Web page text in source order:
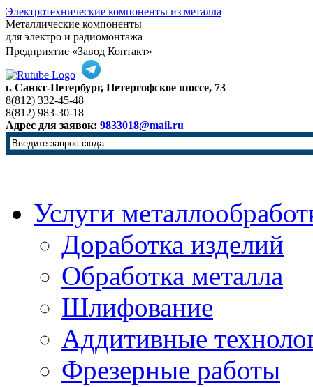
Электротехнические компоненты из металла
Металлические компоненты
для электро и радиомонтажа
Предприятие «Завод Контакт»
г. Санкт-Петербург, Петергофское шоссе, 73
8(812) 332-45-48
8(812) 983-30-18
Адрес для заявок: 9833018@mail.ru
Услуги
Доработка изделий
Обработка металла
Шлифование
Аддитивные
Фрезерные работы